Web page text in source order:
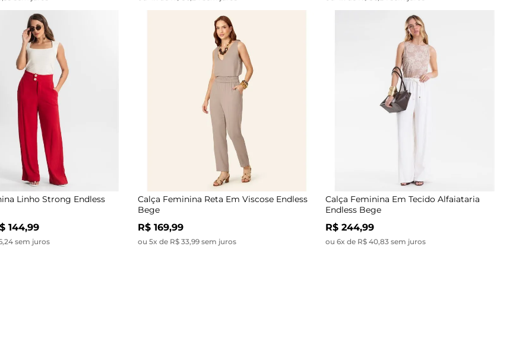
Linho Strong Endless
144,99
sem juros
Calça Feminina Reta Em Viscose Endless
Bege
R$ 169,99
ou 5x de R$ 33,99 sem juros
Calça Feminina Em Tecido Alfaiataria
Endless Bege
R$ 244,99
ou 6x de R$ 40,83 sem juros